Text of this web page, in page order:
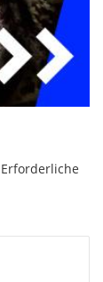
Erforderliche